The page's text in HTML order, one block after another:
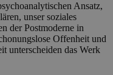
Ansatz,
unser soziales
der Postmoderne in
Offenheit und
unterscheiden das Werk